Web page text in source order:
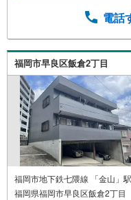
タッフにお家の
電話
福岡市早良区飯倉2丁目
福岡市地下鉄七隈線 「金山」
福岡県福岡市早良区飯倉2丁目